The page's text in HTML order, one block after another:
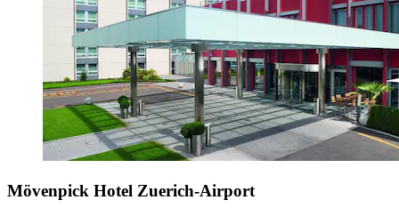
Mövenpick Hotel Zuerich-Airport